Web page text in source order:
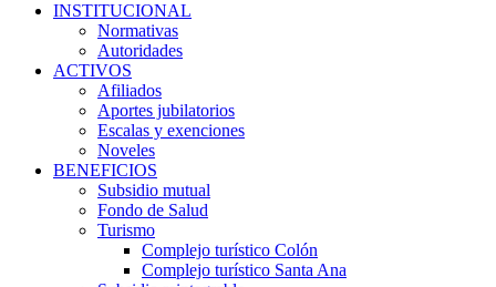
INSTITUCIONAL
Normativas
Autoridades
ACTIVOS
Afiliados
Aportes jubilatorios
Escalas y exenciones
Noveles
BENEFICIOS
Subsidio mutual
Fondo de Salud
Turismo
Complejo turístico Colón
Complejo turístico Santa Ana